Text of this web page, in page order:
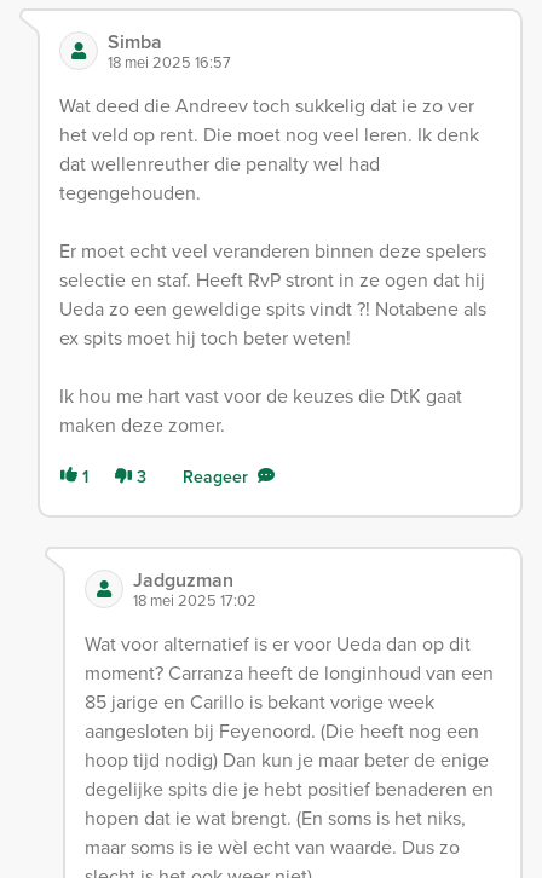
Simba
18 mei 2025 16:57
Wat deed die Andreev toch sukkelig dat ie zo ver
het veld op rent. Die moet nog veel leren. Ik denk
dat wellenreuther die penalty wel had
tegengehouden.
Er moet echt veel veranderen binnen deze spelers
selectie en staf. Heeft RvP stront in ze ogen dat hij
Ueda zo een geweldige spits vindt ?! Notabene als
ex spits moet hij toch beter weten!
Ik hou me hart vast voor de keuzes die DtK gaat
maken deze zomer.
1 3 Reageer
Jadguzman
18 mei 2025 17:02
Wat voor alternatief is er voor Ueda dan op dit
moment? Carranza heeft de longinhoud van een
85 jarige en Carillo is bekant vorige week
aangesloten bij Feyenoord. (Die heeft nog een
hoop tijd nodig) Dan kun je maar beter de enige
degelijke spits die je hebt positief benaderen en
hopen dat ie wat brengt. (En soms is het niks,
maar soms is ie wèl echt van waarde. Dus zo